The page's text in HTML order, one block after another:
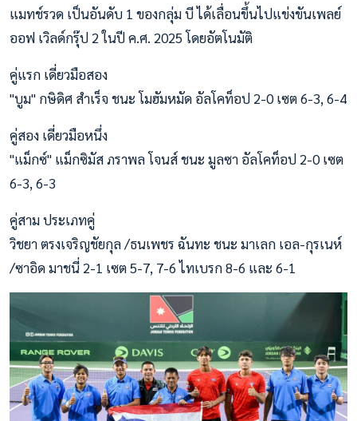
แมทช์รวด เป็นอันดับ 1 ของกลุ่ม บี ได้เลื่อนขึ้นไปแข่งขันเพลย์
ออฟ เวิลด์กรุ๊ป 2 ในปี ค.ศ. 2025 โดยอัตโนมัติ
คู่แรก เดี่ยวมือสอง
"บูม" กษิดิศ สำเร็จ ชนะ โมฮัมหมัด อัลโคท็อป 2-0 เซต 6-3, 6-4
คู่สอง เดี่ยวมือหนึ่ง
"แม็กซ์" แม็กซิมัส ภราพล โจนส์ ชนะ มูลซา อัลโคท็อป 2-0 เซต
6-3, 6-3
คู่สาม ประเภทคู่
วิชยา ตรงเจริญชัยกุล /ธนเพชร ฉันทะ ชนะ มาเลก เอล-กุรเนห์
/ซาอิด มาชนี่ 2-1 เซต 5-7, 7-6 ไทเบรก 8-6 และ 6-1